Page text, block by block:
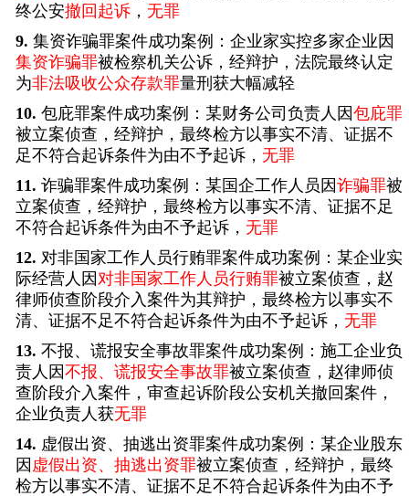
终公安撤回起诉 ， 无罪
9. 集资诈骗罪案件成功案例：企业家实控多家企业因
集资诈骗罪被检察机关公诉，经辩护，法院最终认定
为非法吸收公众存款罪量刑获大幅减轻
10. 包庇罪案件成功案例：某财务公司负责人因包庇罪
被立案侦查，经辩护，最终检方以事实不清、证据不
足不符合起诉条件为由不予起诉， 无罪
11. 诈骗罪案件成功案例：某国企工作人员因诈骗罪被
立案侦查，经辩护，最终检方以事实不清、证据不足
不符合起诉条件为由不予起诉， 无罪
12. 对非国家工作人员行贿罪案件成功案例：某企业实
际经营人因 对非国家工作人员行贿罪被立案侦查，赵
律师侦查阶段介入案件为其辩护，最终检方以事实不
清、证据不足不符合起诉条件为由不予起诉， 无罪
13. 不报、谎报安全事故罪案件成功案例：施工企业负
责人因不报、谎报安全事故罪被立案侦查，赵律师侦
查阶段介入案件，审查起诉阶段公安机关撤回案件，
企业负责人获无罪
14. 虚假出资、抽逃出资罪案件成功案例：某企业股东
因 虚假出资、抽逃出资罪被立案侦查，经辩护，最终
检方以事实不清、证据不足不符合起诉条件为由不予